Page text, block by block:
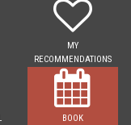
MY
RECOMMENDATIONS
BOOK